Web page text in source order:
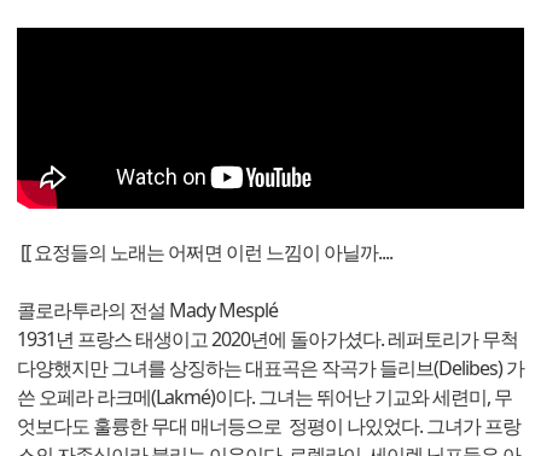
[[ 요정들의 노래는 어쩌면 이런 느낌이 아닐까....
콜로라투라의 전설 Mady Mesplé
1931년 프랑스 태생이고2020년에 돌아가셨다. 레퍼토리가 무척
다양했지만 그녀를 상징하는 대표곡은 작곡가 들리브(Delibes) 가
쓴 오페라 라크메(Lakmé)이다. 그녀는 뛰어난 기교와 세련미, 무
엇보다도 훌륭한 무대 매너등으로 정평이 나있었다. 그녀가 프랑